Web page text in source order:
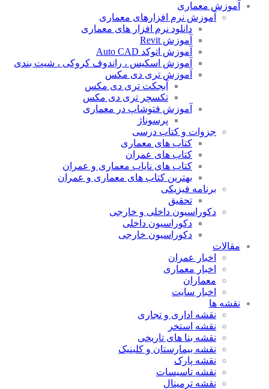
آموزش معماری
آموزش نرم افزارهای معماری
دانلود نرم افزار های معماری
آموزش Revit
آموزش اتوکد Auto CAD
آموزش اسکیس ، راندوف کروکی ، شیت بندی
آموزش تری دی مکس
آبجکت تری دی مکس
تکسچر تری دی مکس
آموزش فتوشاپ در معماری
پرسوناژ
جزوات و کتاب درسی
کتاب های معماری
کتاب های عمران
کتاب های نایاب معماری و عمران
بهترین کتاب های معماری و عمران
برنامه فیزیکی
تحقیق
دکوراسیون داخلی و خارجی
دکوراسیون داخلی
دکوراسیون خارجی
مقالات
اخبار عمران
اخبار معماری
معماران
اخبار سایت
نقشه ها
نقشه اداری و تجاری
نقشه استخر
نقشه بنا های تاریخی
نقشه بیمارستان و کلینیک
نقشه پارک
نقشه تاسیسات
نقشه ترمینال